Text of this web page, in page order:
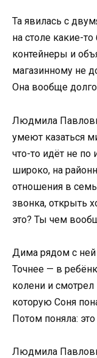
Та явилась с
на столе какие-
контейнеры и
магазинному не
Она вообще долго
Людмила
умеют казаться
что-то идёт не по
широко, на
отношения в
звонка, открыть
это? Ты чем
Дима рядом с ней
Точнее — в
колени и
которую Соня
Потом поняла:
Людмила